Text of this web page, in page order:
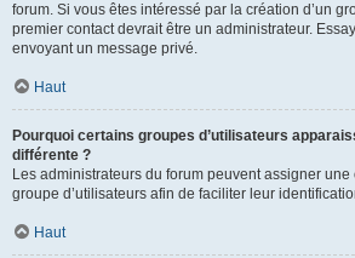
forum. Si vous êtes intéressé par la création d’un
premier contact devrait être un administrateur.
envoyant un message privé.
Haut
Pourquoi certains groupes d’utilisateurs
différente ?
Les administrateurs du forum peuvent assigner une
groupe d’utilisateurs afin de faciliter leur
Haut